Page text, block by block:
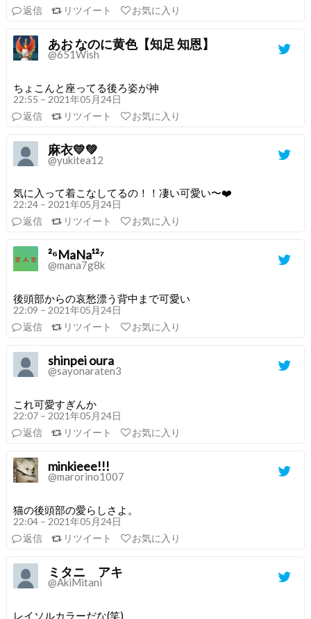
返信
リツイート お気に入り
あお なのに黄色【知足 知恩】
@651Wish
ちょこんと座ってる後ろ姿が神
22:55 – 2021年05月24日
返信
リツイート お気に入り
麻衣💛💚
@yukitea12
気に入って着こなしてるの！！凄い可愛い〜❤️
22:24 – 2021年05月24日
返信
リツイート お気に入り
²⁶MaNa¹²⁷
@mana7g8k
後頭部からの哀愁漂う背中まで可愛い
22:09 – 2021年05月24日
返信
リツイート お気に入り
shinpei oura
@sayonaraten3
これ可愛すぎんか
22:07 – 2021年05月24日
返信
リツイート お気に入り
minkieee!!!
@marorino1007
猫の後頭部の愛らしさよ。
22:04 – 2021年05月24日
返信
リツイート お気に入り
ミタニ アキ
@AkiMitani
レイソルカラーだな(笑)